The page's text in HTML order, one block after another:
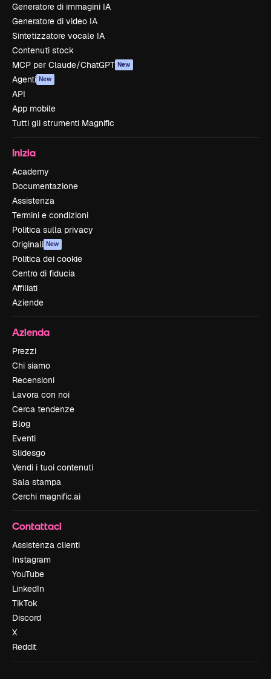
Generatore di immagini IA
Generatore di video IA
Sintetizzatore vocale IA
Contenuti stock
MCP per Claude/ChatGPT New
Agenti New
API
App mobile
Tutti gli strumenti Magnific
Inizia
Academy
Documentazione
Assistenza
Termini e condizioni
Politica sulla privacy
Originali New
Politica dei cookie
Centro di fiducia
Affiliati
Aziende
Azienda
Prezzi
Chi siamo
Recensioni
Lavora con noi
Cerca tendenze
Blog
Eventi
Slidesgo
Vendi i tuoi contenuti
Sala stampa
Cerchi magnific.ai
Contattaci
Assistenza clienti
Instagram
YouTube
LinkedIn
TikTok
Discord
X
Reddit